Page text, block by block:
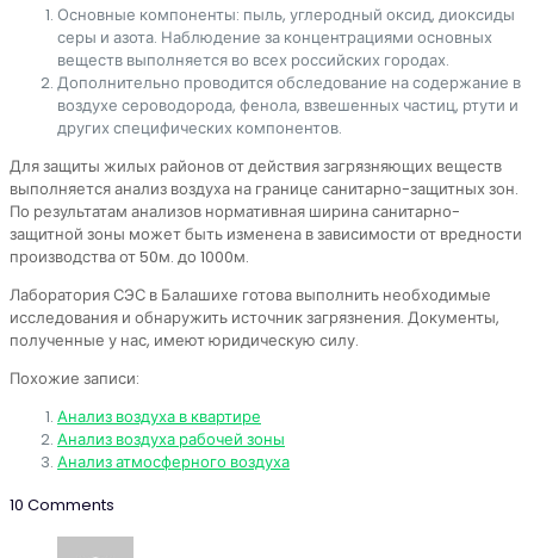
Основные компоненты: пыль, углеродный оксид, диоксиды
серы и азота. Наблюдение за концентрациями основных
веществ выполняется во всех российских городах.
Дополнительно проводится обследование на содержание в
воздухе сероводорода, фенола, взвешенных частиц, ртути и
других специфических компонентов.
Для защиты жилых районов от действия загрязняющих веществ
выполняется анализ воздуха на границе санитарно-защитных зон.
По результатам анализов нормативная ширина санитарно-
защитной зоны может быть изменена в зависимости от вредности
производства от 50м. до 1000м.
Лаборатория СЭС в Балашихе готова выполнить необходимые
исследования и обнаружить источник загрязнения. Документы,
полученные у нас, имеют юридическую силу.
Похожие записи:
Анализ воздуха в квартире
Анализ воздуха рабочей зоны
Анализ атмосферного воздуха
10 Comments